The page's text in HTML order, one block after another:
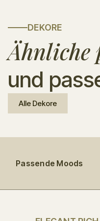
DEKORE
Ähnliche
und
Alle Dekore
Passende Moods